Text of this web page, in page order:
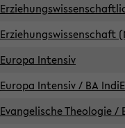
Erziehungswissenschaft
Europa Intensiv
Europa Intensiv / BA
Evangelische Theologie /